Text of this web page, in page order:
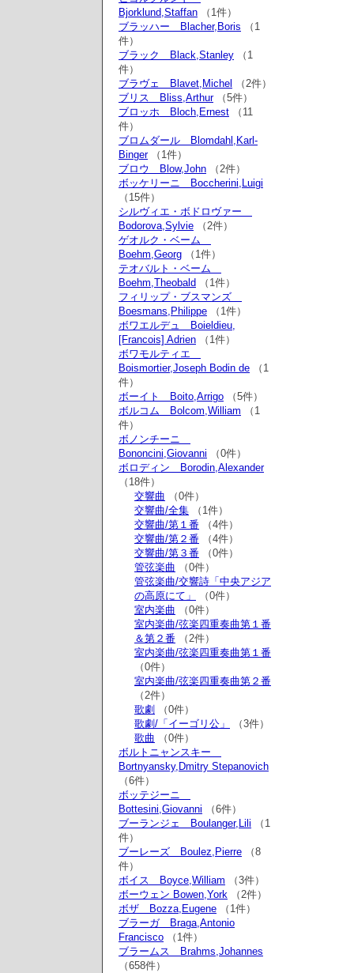
Bjorklund,Staffan （1件）
ブラッハー Blacher,Boris （1
件）
ブラック Black,Stanley （1
件）
ブラヴェ Blavet,Michel
（2件）
ブリス Bliss,Arthur（5件）
ブロッホ Bloch,Ernest （11
件）
ブロムダール Blomdahl,Karl-
Binger（1件）
ブロウ Blow,John （2件）
ボッケリーニ Boccherini,Luigi
（15件）
シルヴィエ・ボドロヴァー
Bodorova,Sylvie （2件）
ゲオルク・ベーム
Boehm,Georg （1件）
テオバルト・ベーム
Boehm,Theobald （1件）
フィリップ・ブスマンズ
Boesmans,Philippe （1件）
ボワエルデュ Boieldieu,
[Francois] Adrien （1件）
ボワモルティエ
Boismortier,Joseph Bodin de （1
件）
ボーイト Boito,Arrigo （5件）
ボルコム Bolcom,William （1
件）
ボノンチーニ
Bononcini,Giovanni （0件）
ボロディン Borodin,Alexander
（18件）
交響曲 （0件）
交響曲/全集 （1件）
交響曲/第１番 （4件）
交響曲/第２番 （4件）
交響曲/第３番 （0件）
管弦楽曲 （0件）
管弦楽曲/交響詩「中央アジア
の高原にて」
（0件）
室内楽曲 （0件）
室内楽曲/弦楽四重奏曲第１番
＆第２番 （2件）
室内楽曲/弦楽四重奏曲第１番
（0件）
室内楽曲/弦楽四重奏曲第２番
（2件）
歌劇
（0件）
歌劇/「イーゴリ公」
（3件）
歌曲 （0件）
ボルトニャンスキー
Bortnyansky,Dmitry Stepanovich
（6件）
ボッテジーニ
Bottesini,Giovanni （6件）
ブーランジェ Boulanger,Lili （1
件）
ブーレーズ Boulez,Pierre （8
件）
ボイス Boyce,William （3件）
ボーウェン Bowen,York （2件）
ボザ Bozza,Eugene （1件）
ブラーガ Braga,Antonio
Francisco （1件）
ブラームス Brahms,Johannes
（658件）